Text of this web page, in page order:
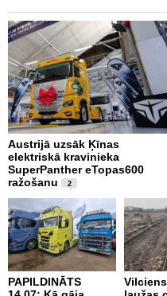
Austrijā uzsāk Ķīnas
elektriskā kravinieka
SuperPanther eTopas600
ražošanu
2
PAPILDINĀTS